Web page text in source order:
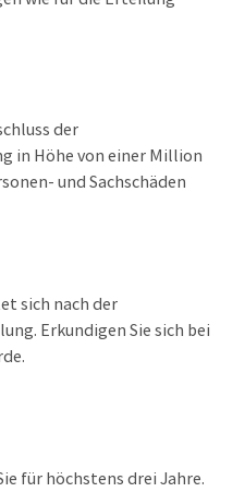
der
in Höhe von einer Million
und Sachschäden
sich nach der
Erkundigen Sie sich bei
für höchstens drei Jahre.